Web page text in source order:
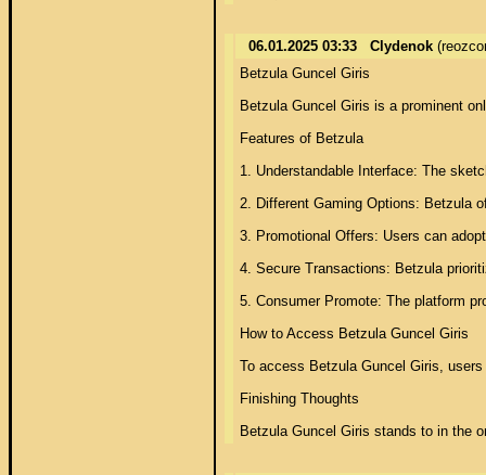
06.01.2025 03:33 Clydenok
Betzula Guncel Giris
Betzula Guncel Giris is a prominent
Features of Betzula
1. Understandable Interface: The
2. Different Gaming Options: Betzula
3. Promotional Offers: Users can
4. Secure Transactions: Betzula
5. Consumer Promote: The platform
How to Access Betzula Guncel Giris
To access Betzula Guncel Giris,
Finishing Thoughts
Betzula Guncel Giris stands to in the